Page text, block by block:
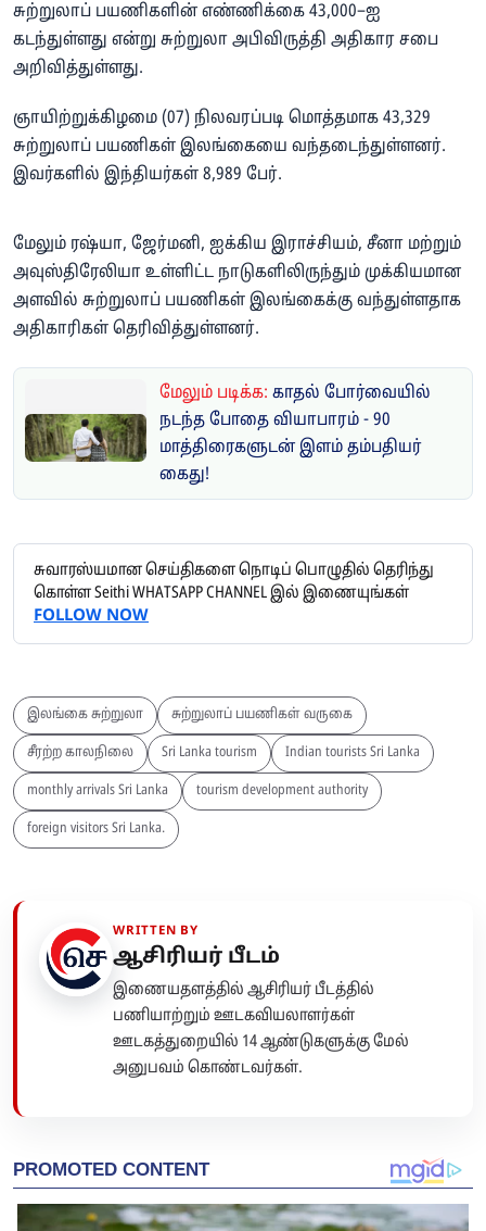
சுற்றுலாப் பயணிகளின் எண்ணிக்கை 43,000–ஐ
கடந்துள்ளது என்று சுற்றுலா அபிவிருத்தி அதிகார சபை
அறிவித்துள்ளது.
ஞாயிற்றுக்கிழமை (07) நிலவரப்படி மொத்தமாக 43,329
சுற்றுலாப் பயணிகள் இலங்கையை வந்தடைந்துள்ளனர்.
இவர்களில் இந்தியர்கள் 8,989 பேர்.
மேலும் ரஷ்யா, ஜேர்மனி, ஐக்கிய இராச்சியம், சீனா மற்றும்
அவுஸ்திரேலியா உள்ளிட்ட நாடுகளிலிருந்தும் முக்கியமான
அளவில் சுற்றுலாப் பயணிகள் இலங்கைக்கு வந்துள்ளதாக
அதிகாரிகள் தெரிவித்துள்ளனர்.
மேலும் படிக்க: காதல் போர்வையில்
நடந்த போதை வியாபாரம் - 90
மாத்திரைகளுடன் இளம் தம்பதியர்
கைது!
சுவாரஸ்யமான செய்திகளை நொடிப் பொழுதில் தெரிந்து
கொள்ள Seithi WHATSAPP CHANNEL இல் இணையுங்கள்
FOLLOW NOW
இலங்கை சுற்றுலா சுற்றுலாப் பயணிகள் வருகை
சீரற்ற காலநிலை Sri Lanka tourism Indian tourists Sri Lanka
monthly arrivals Sri Lanka tourism development authority
foreign visitors Sri Lanka.
WRITTEN BY
ஆசிரியர் பீடம்
இணையதளத்தில் ஆசிரியர் பீடத்தில்
பணியாற்றும் ஊடகவியலாளர்கள்
ஊடகத்துறையில் 14 ஆண்டுகளுக்கு மேல்
அனுபவம் கொண்டவர்கள்.